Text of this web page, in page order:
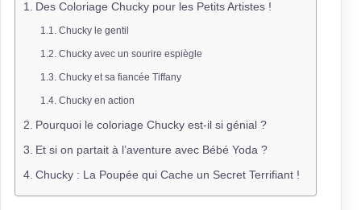
Des Coloriage Chucky pour les Petits Artistes !
Chucky le gentil
Chucky avec un sourire espiègle
Chucky et sa fiancée Tiffany
Chucky en action
Pourquoi le coloriage Chucky est-il si génial ?
Et si on partait à l’aventure avec Bébé Yoda ?
Chucky : La Poupée qui Cache un Secret Terrifiant !